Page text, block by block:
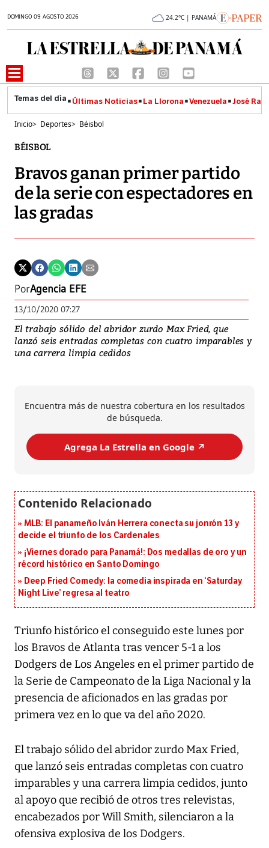
DOMINGO 09 AGOSTO 2026 24.2°C | PANAMÁ
Últimas Noticias La Llorona Venezuela José
Inicio> Deportes> Béisbol
BÉISBOL
Bravos ganan primer partido
de la serie con espectadores en
las gradas
PorAgencia EFE
13/10/2020 07:27
El trabajo sólido del abridor zurdo Max Fried, que
lanzó seis entradas completas con cuatro imparables y
una carrera limpia cedidos
Encuentra más de nuestra cobertura en los resultados
de búsqueda.
Agrega La Estrella en Google ↗️
MLB: El panameño Iván Herrera conecta su jonrón 13 y
decide el triunfo de los Cardenales
¡Viernes dorado para Panamá!: Dos medallas de oro y un
récord histórico en Santo Domingo
Deep Fried Comedy: la comedia inspirada en ‘Saturday
Night Live’ regresa al teatro
Triunfo histórico el conseguido este lunes por
los Bravos de Atlanta tras vencer 5-1 a los
Dodgers de Los Angeles en el primer partido de
la Serie de Campeonato de la Liga Nacional y la
presencia de aficionados en las gradas por
primera vez en lo que va del año 2020.
El trabajo sólido del abridor zurdo Max Fried,
que lanzó seis entradas completas con cuatro
imparables y una carrera limpia cedidos, junto
al apoyo que recibió de otros tres relevistas,
encabezados por Will Smith, silenciaron a la
ofensiva explosiva de los Dodgers.